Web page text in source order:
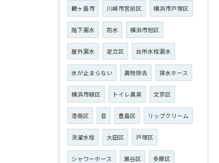
鶴ヶ島市 川崎市宮前区 横浜市戸塚区
階下漏水 防水 横浜市旭区
屋外漏水 足立区 台所水栓漏水
水が止まらない 異物除去 排水ホース
横浜市緑区 トイレ異臭 文京区
港南区 音 豊島区 リップクリーム
洗濯水栓 大田区 戸塚区
シャワーホース 瀬谷区 多摩区